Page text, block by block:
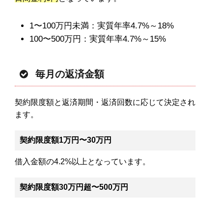
1〜100万円未満：実質年率4.7%～18%
100〜500万円：実質年率4.7%～15%
毎月の返済金額
契約限度額と返済期間・返済回数に応じて決定され
ます。
契約限度額1万円〜30万円
借入金額の4.2%以上となっています。
契約限度額30万円超〜500万円